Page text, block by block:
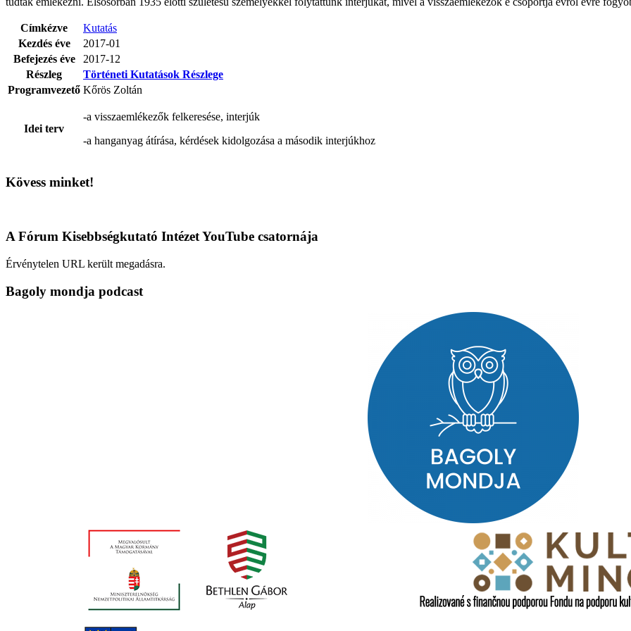
Címkézve
Kutatás
Kezdés éve
2017-01
Befejezés éve
2017-12
Részleg
Történeti Kutatások Részlege
Programvezető Kőrös Zoltán
Idei terv
-a visszaemlékezők felkeresése, interjúk
-a hanganyag átírása, kérdések kidolgozása a második interjúkhoz
Kövess minket!
A Fórum Kisebbségkutató Intézet YouTube csatornája
Érvénytelen URL került megadásra.
Bagoly mondja podcast